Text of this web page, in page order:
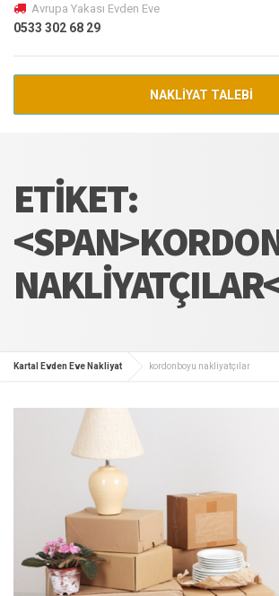
Avrupa Yakası Evden Eve
0533 302 68 29
NAKLİYAT TALEBİ
ETIKET:
Kartal Evden Eve Nakliyat kordonboyu nakliyatçılar